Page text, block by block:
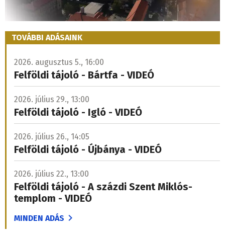
TOVÁBBI ADÁSAINK
2026. augusztus 5., 16:00
Felföldi tájoló - Bártfa - VIDEÓ
2026. július 29., 13:00
Felföldi tájoló - Igló - VIDEÓ
2026. július 26., 14:05
Felföldi tájoló - Újbánya - VIDEÓ
2026. július 22., 13:00
Felföldi tájoló - A százdi Szent Miklós-
templom - VIDEÓ
MINDEN ADÁS